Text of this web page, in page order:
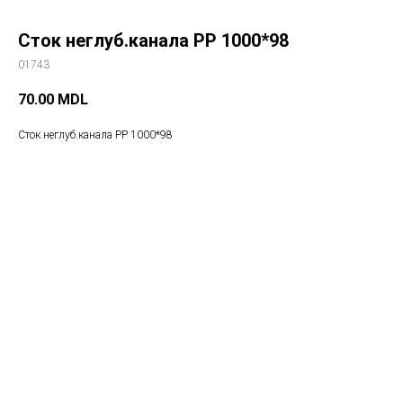
Сток неглуб.канала PP 1000*98
01743
70.00 MDL
Сток неглуб.канала PP 1000*98